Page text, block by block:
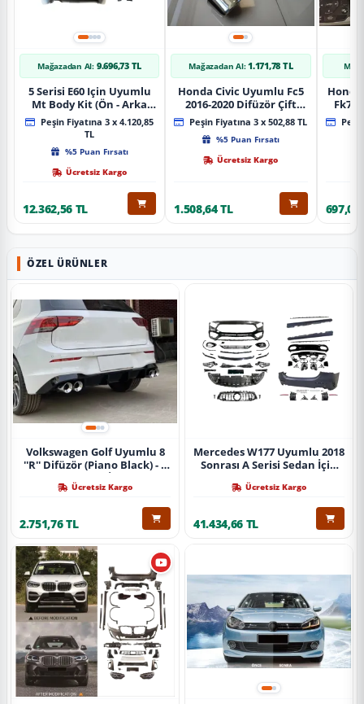
Mağazadan Al: 9.696,73 TL
5 Serisi E60 Için Uyumlu
Mt Body Kit (Ön - Arka
Tampon -Marspiyel )
Peşin Fiyatına 3 x 4.120,85
TL
%5 Puan Fırsatı
Ücretsiz Kargo
12.362,56 TL
Mağazadan Al: 1.171,78 TL
Honda Civic Uyumlu Fc5
2016-2020 Difüzör Çift
Çıkış İçin Egzoz Seti
Peşin Fiyatına 3 x 502,88 TL
%5 Puan Fırsatı
Ücretsiz Kargo
1.508,64 TL
Fk7
697,09
ÖZEL ÜRÜNLER
Volkswagen Golf Uyumlu 8
''R'' Difüzör (Piano Black) - 4
Paket İçin)
Ücretsiz Kargo
2.751,76 TL
Mercedes W177 Uyumlu 2018
Sonrası A Serisi Sedan İçin
Tamponlu Set)
Ücretsiz Kargo
41.434,66 TL